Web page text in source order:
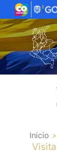
al
contenido
Inicio